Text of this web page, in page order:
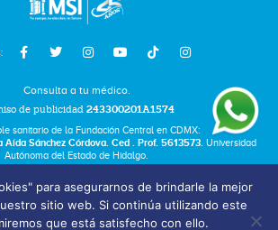
Consulta a tu médico.
de publicidad 243300201A1574
sanitario de la Fundación Central en CDMX:
Aída Sánchez Córdova. Ced . Prof. 5613573. Universidad
Autónoma del Estado de Hidalgo.
Términos y Condiciones
Bolsa de Trabajo
para asegurarnos de brindarle la mejor
sitio web. Si continúa utilizando este
que está satisfecho con ello.